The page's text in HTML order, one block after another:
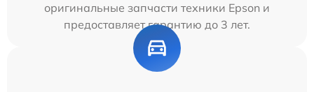
оригинальные запчасти техники Epson и
предоставляет гарантию до 3 лет.